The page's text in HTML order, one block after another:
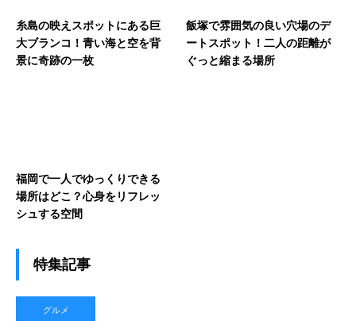
糸島の映えスポットにある巨
大ブランコ！青い海と空を背
景に奇跡の一枚
飯塚で雰囲気の良い穴場のデ
ートスポット！二人の距離が
ぐっと縮まる場所
福岡で一人でゆっくりできる
場所はどこ？心身をリフレッ
シュする空間
特集記事
グルメ